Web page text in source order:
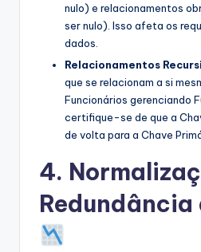
nulo) e relacionamentos
ser nulo). Isso afeta os
dados.
Relacionamentos
que se relacionam a si
Funcionários gerenciando
certifique-se de que a
de volta para a Chave
4.
Redundância